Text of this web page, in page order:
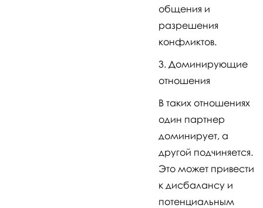
общения и
разрешения
конфликтов.
Доминирующие
отношения
В таких отношениях
один партнер
доминирует, а
другой подчиняется.
Это может привести
к дисбалансу и
потенциальным